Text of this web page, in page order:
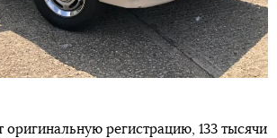
оригинальную регистрацию, 133 тысячи